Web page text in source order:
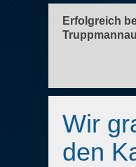
Erfolgreich
Wir
den